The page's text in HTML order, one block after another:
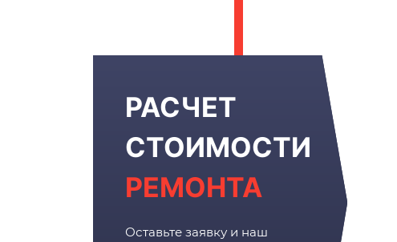
РАСЧЕТ
СТОИМОСТИ
РЕМОНТА
Оставьте заявку и наш